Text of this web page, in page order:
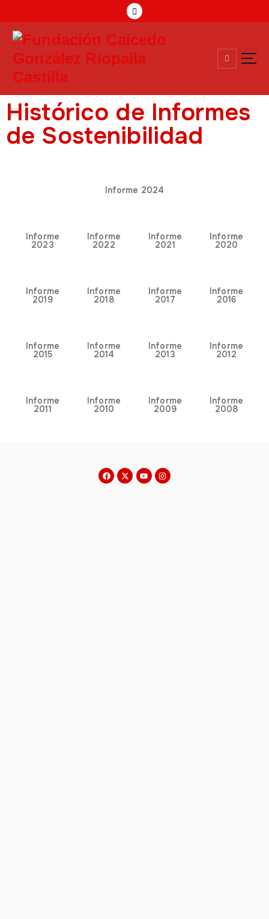
Compromiso Social Desde 1957
Histórico de Informes
de Sostenibilidad
Informe 2024
Informe
2023
Informe
2022
Informe
2021
Informe
2020
Informe
2019
Informe
2018
Informe
2017
Informe
2016
Informe
2015
Informe
2014
Informe
2013
Informe
2012
Informe
2011
Informe
2010
Informe
2009
Informe
2008